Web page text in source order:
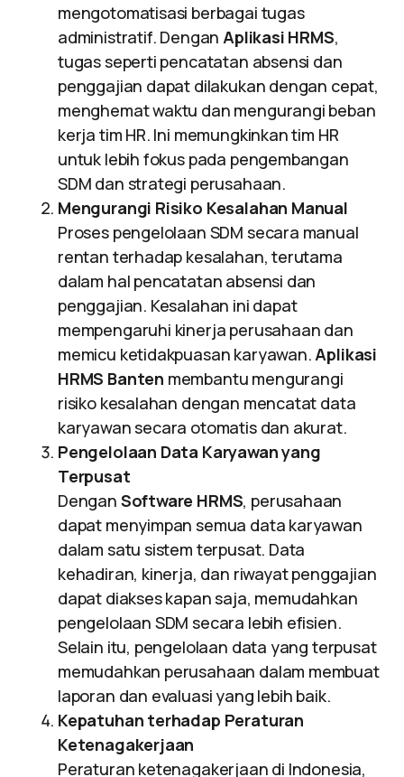
mengotomatisasi berbagai tugas
administratif. DenganAplikasi HRMS,
tugas seperti pencatatan absensi dan
penggajian dapat dilakukan dengan cepat,
menghemat waktu dan mengurangi beban
kerja tim HR. Ini memungkinkan tim HR
untuk lebih fokus pada pengembangan
SDM dan strategi perusahaan.
Mengurangi Risiko Kesalahan Manual
Proses pengelolaan SDM secara manual
rentan terhadap kesalahan, terutama
dalam hal pencatatan absensi dan
penggajian. Kesalahan ini dapat
mempengaruhi kinerja perusahaan dan
memicu ketidakpuasan karyawan.Aplikasi
HRMS Banten membantu mengurangi
risiko kesalahan dengan mencatat data
karyawan secara otomatis dan akurat.
Pengelolaan Data Karyawan yang
Terpusat
Dengan Software HRMS, perusahaan
dapat menyimpan semua data karyawan
dalam satu sistem terpusat. Data
kehadiran, kinerja, dan riwayat penggajian
dapat diakses kapan saja, memudahkan
pengelolaan SDM secara lebih efisien.
Selain itu, pengelolaan data yang terpusat
memudahkan perusahaan dalam membuat
laporan dan evaluasi yang lebih baik.
Kepatuhan terhadap Peraturan
Ketenagakerjaan
Peraturan ketenagakerjaan di Indonesia,